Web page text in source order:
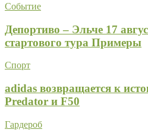
Событие
Депортиво – Эльче 17
стартового тура Примеры
Спорт
adidas возвращается к
Predator и F50
Гардероб